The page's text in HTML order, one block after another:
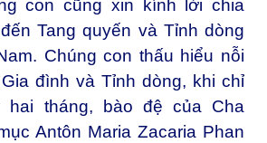
con cũng xin kính lời chia
Tang quyến và Tỉnh dòng
Chúng con thấu hiểu nỗi
đình và Tỉnh dòng, khi chỉ
hai tháng, bào đệ của Cha
Antôn Maria Zacaria Phan